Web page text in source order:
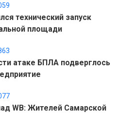
технический запуск
площади
атаке БПЛА подверглось
WB: Жителей Самарской